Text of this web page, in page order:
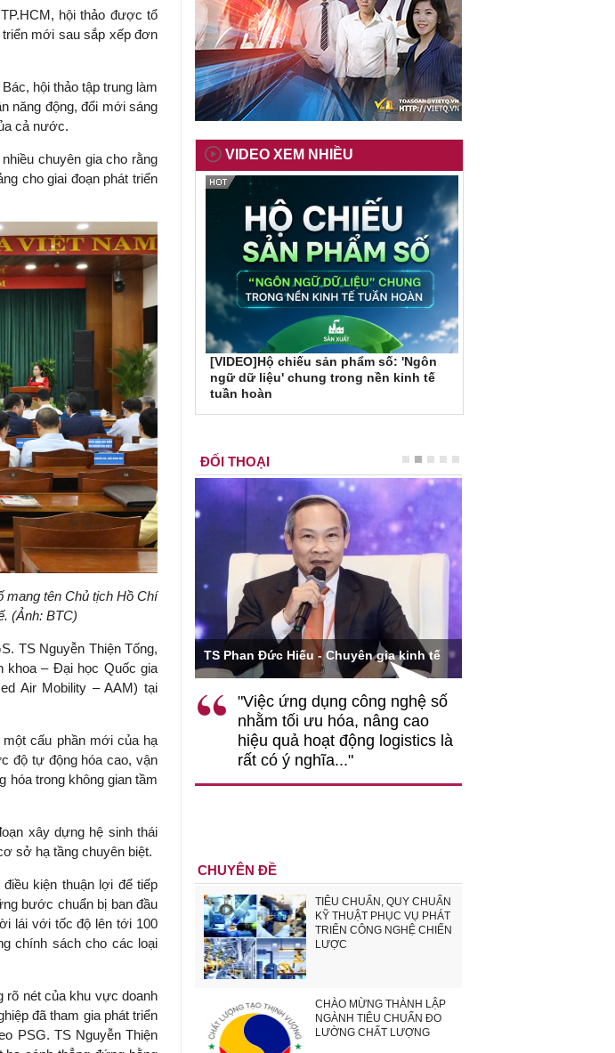
hội thảo được tổ
mới sau sắp xếp đơn
hội thảo tập trung làm
năng động, đổi mới sáng
cả nước.
chuyên gia cho rằng
cho giai đoạn phát triển
mang tên Chủ tịch Hồ Chí
(Ảnh: BTC)
TS Nguyễn Thiện Tống,
khoa – Đại học Quốc gia
Air Mobility – AAM) tại
cấu phần mới của hạ
độ tự động hóa cao, vận
hóa trong không gian tầm
xây dựng hệ sinh thái
sở hạ tầng chuyên biệt.
kiện thuận lợi để tiếp
bước chuẩn bị ban đầu
lái với tốc độ lên tới 100
chính sách cho các loại
rõ nét của khu vực doanh
đã tham gia phát triển
PSG. TS Nguyễn Thiện
VIDEO XEM NHIỀU
[VIDEO]Hộ chiếu sản phẩm số: 'Ngôn
ngữ dữ liệu' chung trong nền kinh tế
tuần hoàn
ĐỐI THOẠI
hỗ trợ ngắn hạn mà còn
vai trò tạo nền tảng cho
trưởng bền vững dài hạn.
TS Phan Đức Hiếu - Chuyên gia kinh tế
"Việc ứng dụng công nghệ số
nhằm tối ưu hóa, nâng cao
hiệu quả hoạt động logistics là
rất có ý nghĩa..."
CHUYÊN ĐỀ
TIÊU CHUẨN, QUY CHUẨN
KỸ THUẬT PHỤC VỤ PHÁT
TRIỂN CÔNG NGHỆ CHIẾN
LƯỢC
CHÀO MỪNG THÀNH LẬP
NGÀNH TIÊU CHUẨN ĐO
LƯỜNG CHẤT LƯỢNG